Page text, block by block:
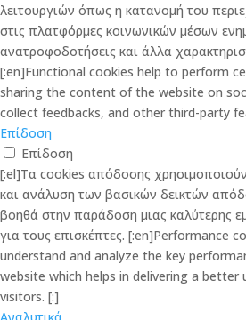
λειτουργιών όπως η κατανομή του
στις πλατφόρμες κοινωνικών μέσων
ανατροφοδοτήσεις και άλλα
[:en]Functional cookies help to perform
sharing the content of the website on
collect feedbacks, and other third-party
Επίδοση
Επίδοση
[:el]Τα cookies απόδοσης
και ανάλυση των βασικών δεικτών
βοηθά στην παράδοση μιας καλύτερης
για τους επισκέπτες. [:en]Performance
understand and analyze the key
website which helps in delivering a better
visitors. [:]